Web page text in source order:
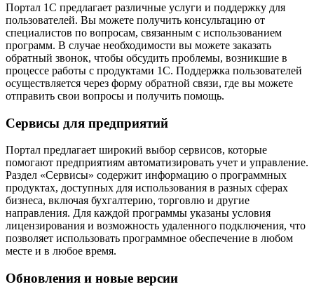
Портал 1С предлагает различные услуги и поддержку для
пользователей. Вы можете получить консультацию от
специалистов по вопросам, связанным с использованием
программ. В случае необходимости вы можете заказать
обратный звонок, чтобы обсудить проблемы, возникшие в
процессе работы с продуктами 1С. Поддержка пользователей
осуществляется через форму обратной связи, где вы можете
отправить свои вопросы и получить помощь.
Сервисы для предприятий
Портал предлагает широкий выбор сервисов, которые
помогают предприятиям автоматизировать учет и управление.
Раздел «Сервисы» содержит информацию о программных
продуктах, доступных для использования в разных сферах
бизнеса, включая бухгалтерию, торговлю и другие
направления. Для каждой программы указаны условия
лицензирования и возможность удаленного подключения, что
позволяет использовать программное обеспечение в любом
месте и в любое время.
Обновления и новые версии